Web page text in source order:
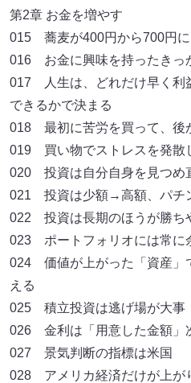
第2章 お金を増やす
015 蕎麦が400円から700円に
016 お金に興味を持ったきっ
017 人生は、どれだけ早く利
できるかで決まる
018 最初に苦労を買って、後
019 買い物でストレスを発散
020 投資は自分自身を見つめ
021 投資は少額→高額、パチ
022 投資は長期のほうが勝ち
023 ポートフォリオには常に
024 価値が上がった「資産」
える
025 積立投資は逃げ場が大事
026 金利は「用意した金額」
027 景気判断の指標は米国
028 アメリカ経済だけが上が